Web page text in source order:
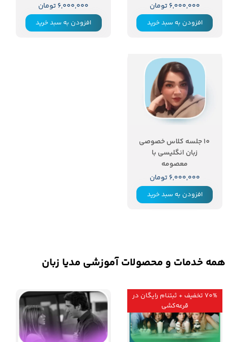
۶,۰۰۰,۰۰۰ تومان
افزودن به سبد خرید
۶,۰۰۰,۰۰۰ تومان
افزودن به سبد خرید
10 جلسه کلاس خصوصی
زبان انگلیسی با
معصومه
۶,۰۰۰,۰۰۰ تومان
افزودن به سبد خرید
70% تخفیف + ثبتنام رایگان در
قرعه‌کشی
۷۰ درصد
همه خدمات و محصولات آموزشی مدیا زبان